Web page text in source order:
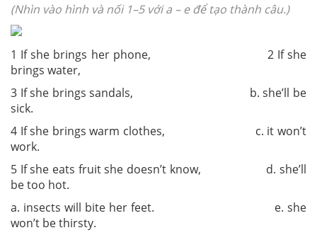
(Nhìn vào hình và nối 1–5 với a – e để tạo thành câu.)
1 If she brings her phone, 2 If she
brings water,
3 If she brings sandals, b. she’ll be
sick.
4 If she brings warm clothes, c. it won’t
work.
5 If she eats fruit she doesn’t know, d. she’ll
be too hot.
a. insects will bite her feet. e. she
won’t be thirsty.